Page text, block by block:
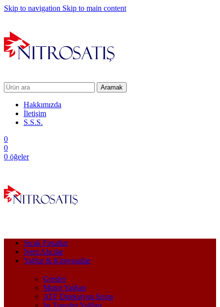
Skip to navigation Skip to main content
Aramak
Hakkımızda
İletişim
S.S.S.
0
0
0 öğeler
Sıcak Fırsatlar
Nem Alıcılar
Yağlar & Kimyasallar
Gresler
Motor Yağları
ATF Direksiyon Sıvısı
Isı Transfer Yağları